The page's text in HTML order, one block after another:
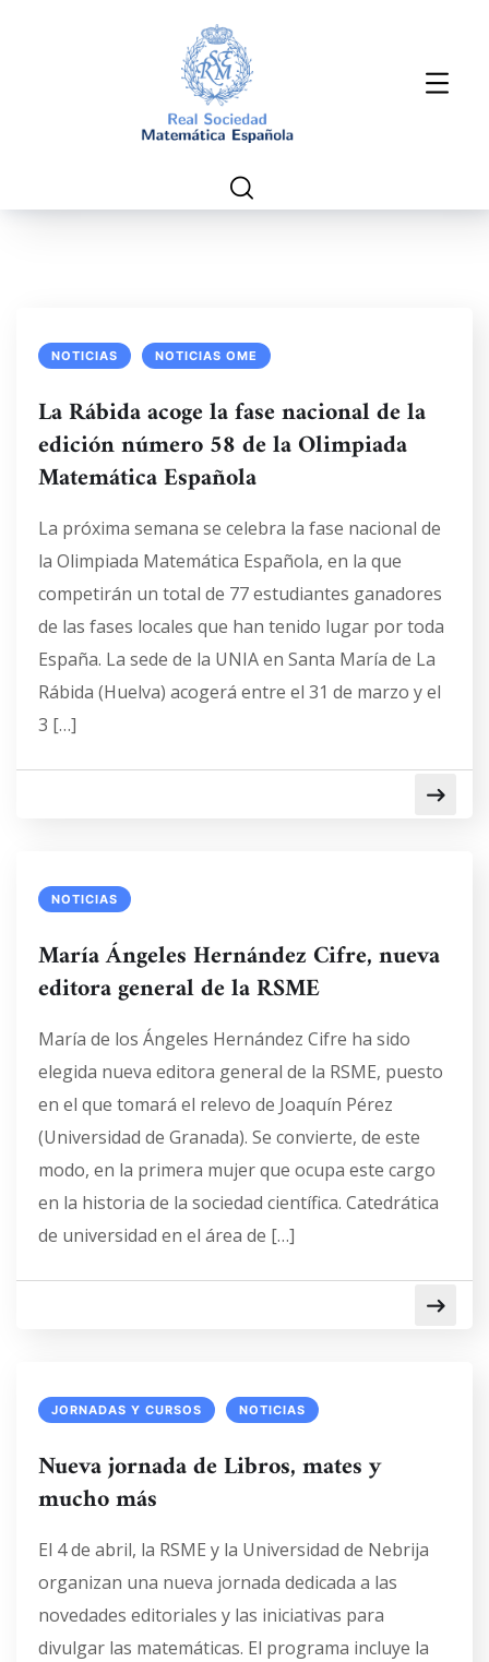
NOTICIAS NOTICIAS OME
La Rábida acoge la fase nacional de la
edición número 58 de la Olimpiada
Matemática Española
La próxima semana se celebra la fase nacional de
la Olimpiada Matemática Española, en la que
competirán un total de 77 estudiantes ganadores
de las fases locales que han tenido lugar por toda
España. La sede de la UNIA en Santa María de La
Rábida (Huelva) acogerá entre el 31 de marzo y el
3 […]
NOTICIAS
María Ángeles Hernández Cifre, nueva
editora general de la RSME
María de los Ángeles Hernández Cifre ha sido
elegida nueva editora general de la RSME, puesto
en el que tomará el relevo de Joaquín Pérez
(Universidad de Granada). Se convierte, de este
modo, en la primera mujer que ocupa este cargo
en la historia de la sociedad científica. Catedrática
de universidad en el área de […]
JORNADAS Y CURSOS NOTICIAS
Nueva jornada de Libros, mates y
mucho más
El 4 de abril, la RSME y la Universidad de Nebrija
organizan una nueva jornada dedicada a las
novedades editoriales y las iniciativas para
divulgar las matemáticas. El programa incluye la